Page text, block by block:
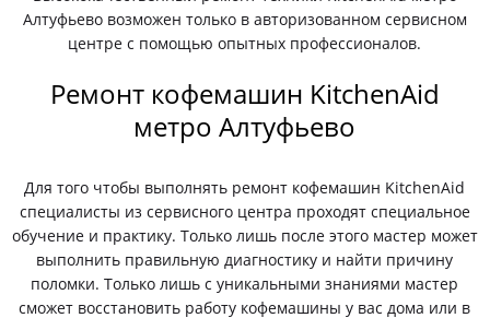
Алтуфьево возможен только в авторизованном сервисном
центре с помощью опытных профессионалов.
Ремонт кофемашин KitchenAid
метро Алтуфьево
Для того чтобы выполнять ремонт кофемашин KitchenAid
специалисты из сервисного центра проходят специальное
обучение и практику. Только лишь после этого мастер может
выполнить правильную диагностику и найти причину
поломки. Только лишь с уникальными знаниями мастер
сможет восстановить работу кофемашины у вас дома или в